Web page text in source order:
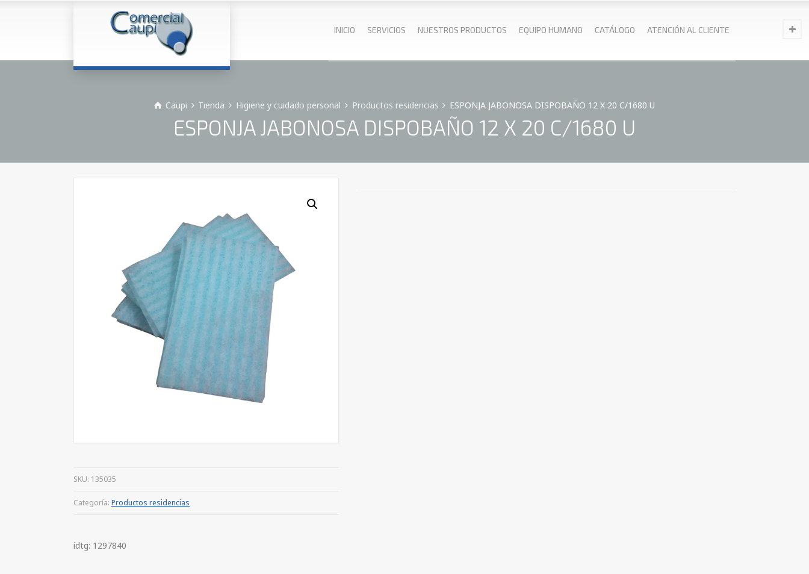
INICIO SERVICIOS NUESTROS PRODUCTOS EQUIPO HUMANO CATÁLOGO ATENCIÓN AL CLIENTE
Caupi Tienda Higiene y cuidado personal Productos residencias ESPONJA JABONOSA DISPOBAÑO 12 X 20 C/1680 U
ESPONJA JABONOSA DISPOBAÑO 12 X 20 C/1680 U
SKU: 135035
Categoría: Productos residencias
idtg: 1297840